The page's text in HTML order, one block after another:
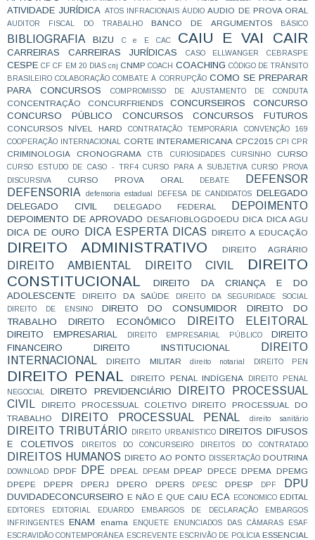
ATIVIDADE JURÍDICA ATOS INFRACIONAIS ÁUDIO AUDIO DE PROVA ORAL
AUDITOR FISCAL DO TRABALHO BANCO DE ARGUMENTOS BÁSICO
BIBLIOGRAFIA BIZU C e E CAC CAIU E VAI CAIR
CARREIRAS CARREIRAS JURÍDICAS CASO ELLWANGER CEBRASPE
CESPE CF CF EM 20 DIAS cnj CNMP COACH COACHING CÓDIGO DE TRÂNSITO
BRASILEIRO COLABORAÇÃO COMBATE À CORRUPÇÃO COMO SE PREPARAR
PARA CONCURSOS
COMPROMISSO DE AJUSTAMENTO DE CONDUTA
CONCENTRAÇÃO CONCURFRIENDS CONCURSEIROS
CONCURSO
CONCURSO PÚBLICO
CONCURSOS CONCURSOS FUTUROS
CONCURSOS NÍVEL HARD CONTRATAÇÃO TEMPORÁRIA
CONVENÇÃO 169
COOPERAÇÃO INTERNACIONAL
CORTE INTERAMERICANA CPC2015 CPI CPR
CRIMINOLOGIA CRONOGRAMA CTB CURIOSIDADES CURSINHO CURSO
CURSO ESTUDO DE CASO - TRF4 CURSO PARA A SUBJETIVA
CURSO PROVA
DISCURSIVA
CURSO PROVA ORAL DEBATE
DEFENSOR
DEFENSORIA
defensoria estadual DEFESA DE CANDIDATOS
DELEGADO
DELEGADO CIVIL
DELEGADO FEDERAL DEPOIMENTO
DEPOIMENTO DE APROVADO DESAFIOBLOGDOEDU DICA DICA AGU
DICA DE OURO DICA ESPERTA DICAS DIREITO A EDUCAÇÃO
DIREITO ADMINISTRATIVO DIREITO AGRÁRIO
DIREITO AMBIENTAL DIREITO CIVIL
DIREITO
CONSTITUCIONAL
DIREITO DA CRIANÇA E DO
ADOLESCENTE
DIREITO DA SAÚDE
DIREITO DA SEGURIDADE SOCIAL
DIREITO DE ENSINO
DIREITO DO CONSUMIDOR
DIREITO DO
TRABALHO
DIREITO ECONÔMICO DIREITO ELEITORAL
DIREITO EMPRESARIAL DIREITO EMPRESARIAL PÚBLICO
DIREITO
FINANCEIRO
DIREITO INSTITUCIONAL
DIREITO
INTERNACIONAL
DIREITO MILITAR direito notarial DIREITO PEN
DIREITO PENAL DIREITO PENAL INDÍGENA
DIREITO PENAL
NEGOCIAL
DIREITO PREVIDENCIÁRIO
DIREITO PROCESSUAL
CIVIL
DIREITO PROCESSUAL COLETIVO
DIREITO PROCESSUAL DO
TRABALHO
DIREITO PROCESSUAL PENAL direito sanitário
DIREITO TRIBUTÁRIO DIREITO URBANÍSTICO DIREITOS DIFUSOS
E COLETIVOS
DIREITOS DO CONCURSEIRO DIREITOS DO CONTRATADO
DIREITOS HUMANOS DIRETO AO PONTO DISSERTAÇÃO DOUTRINA
DOWNLOAD DPDF DPE DPEAL DPEAM DPEAP DPECE DPEMA DPEMG
DPEPE
DPEPR DPERJ DPERO DPERS DPESC DPESP DPF DPU
DUVIDADECONCURSEIRO E NÃO É QUE CAIU ECA ECONOMICO EDITAL
EDITORES EDITORIAL EDUARDO EMBARGOS DE DECLARAÇÃO
EMBARGOS
INFRINGENTES
ENAM enama ENQUETE ENUNCIADOS DAS CÂMARAS
ESAF
ESCRAVIDÃO CONTEMPORÂNEA ESCREVENTE ESCRIVÃO DE POLÍCIA ESSENCIAL